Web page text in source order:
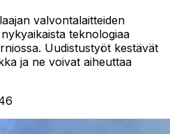
valvontalaitteiden
teknologiaa
Uudistustyöt kestävät
ja ne voivat aiheuttaa